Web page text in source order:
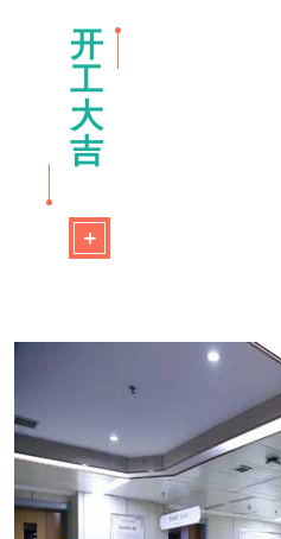
开
工
大
吉
＋